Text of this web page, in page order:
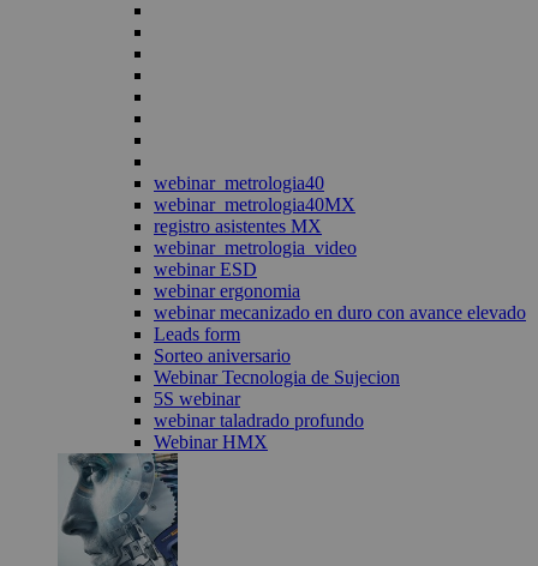
webinar_metrologia40
webinar_metrologia40MX
registro asistentes MX
webinar_metrologia_video
webinar ESD
webinar ergonomia
webinar mecanizado en duro con avance elevado
Leads form
Sorteo aniversario
Webinar Tecnologia de Sujecion
5S webinar
webinar taladrado profundo
Webinar HMX